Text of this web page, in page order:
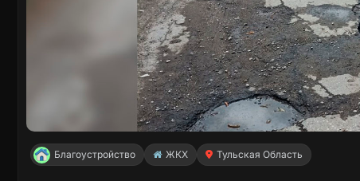
Благоустройство ЖКХ Тульская Область